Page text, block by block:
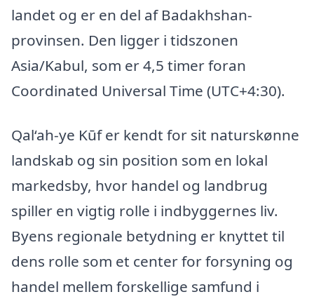
landet og er en del af Badakhshan-
provinsen. Den ligger i tidszonen
Asia/Kabul, som er 4,5 timer foran
Coordinated Universal Time (UTC+4:30).
Qal‘ah-ye Kūf er kendt for sit naturskønne
landskab og sin position som en lokal
markedsby, hvor handel og landbrug
spiller en vigtig rolle i indbyggernes liv.
Byens regionale betydning er knyttet til
dens rolle som et center for forsyning og
handel mellem forskellige samfund i